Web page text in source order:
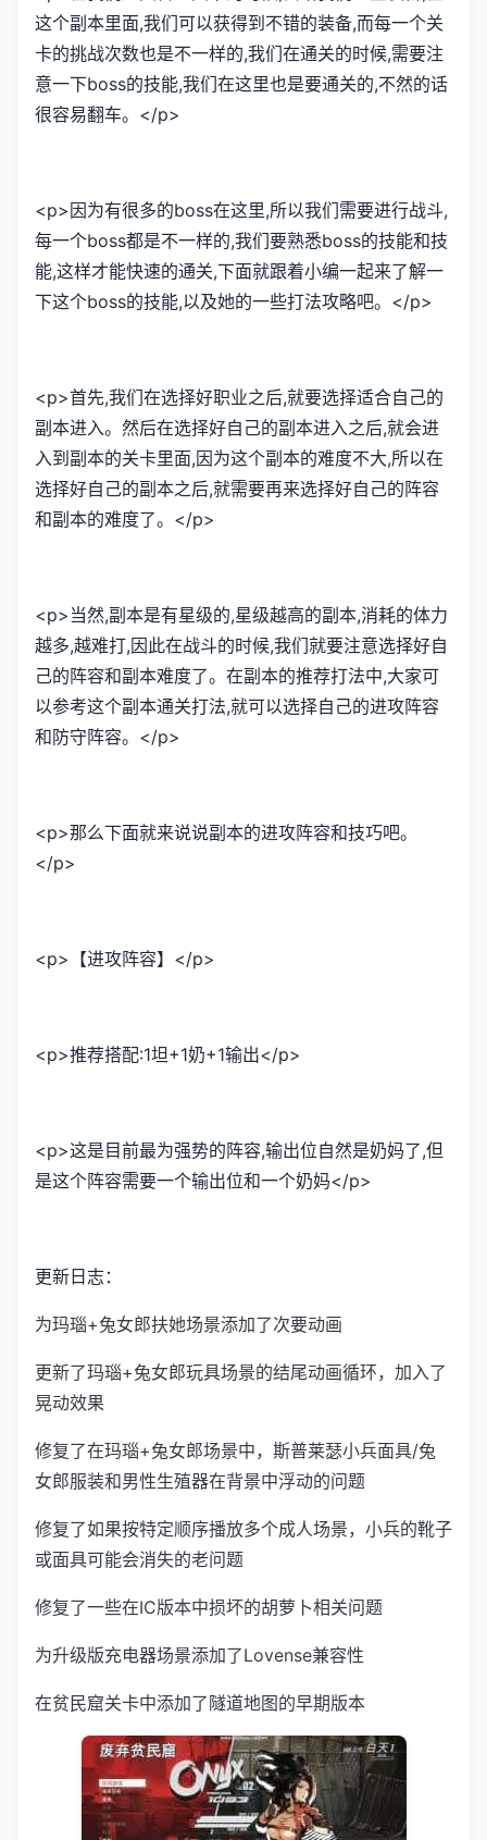
这个副本里面,我们可以获得到不错的装备,而每一个关
卡的挑战次数也是不一样的,我们在通关的时候,需要注
意一下boss的技能,我们在这里也是要通关的,不然的话
很容易翻车。</p>
<p>因为有很多的boss在这里,所以我们需要进行战斗,
每一个boss都是不一样的,我们要熟悉boss的技能和技
能,这样才能快速的通关,下面就跟着小编一起来了解一
下这个boss的技能,以及她的一些打法攻略吧。</p>
<p>首先,我们在选择好职业之后,就要选择适合自己的
副本进入。然后在选择好自己的副本进入之后,就会进
入到副本的关卡里面,因为这个副本的难度不大,所以在
选择好自己的副本之后,就需要再来选择好自己的阵容
和副本的难度了。</p>
<p>当然,副本是有星级的,星级越高的副本,消耗的体力
越多,越难打,因此在战斗的时候,我们就要注意选择好自
己的阵容和副本难度了。在副本的推荐打法中,大家可
以参考这个副本通关打法,就可以选择自己的进攻阵容
和防守阵容。</p>
<p>那么下面就来说说副本的进攻阵容和技巧吧。
</p>
<p>【进攻阵容】</p>
<p>推荐搭配:1坦+1奶+1输出</p>
<p>这是目前最为强势的阵容,输出位自然是奶妈了,但
是这个阵容需要一个输出位和一个奶妈</p>
更新日志：
为玛瑙+兔女郎扶她场景添加了次要动画
更新了玛瑙+兔女郎玩具场景的结尾动画循环，加入了
晃动效果
修复了在玛瑙+兔女郎场景中，斯普莱瑟小兵面具/兔
女郎服装和男性生殖器在背景中浮动的问题
修复了如果按特定顺序播放多个成人场景，小兵的靴子
或面具可能会消失的老问题
修复了一些在IC版本中损坏的胡萝卜相关问题
为升级版充电器场景添加了Lovense兼容性
在贫民窟关卡中添加了隧道地图的早期版本